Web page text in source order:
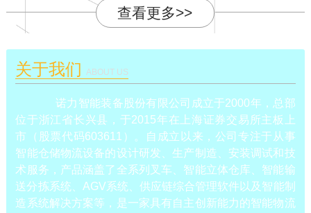
查看更多>>
关于我们 ABOUT US
诺力智能装备股份有限公司成立于2000年，总部
位于浙江省长兴县，于2015年在上海证券交易所主板上
市（股票代码603611）。自成立以来，公司专注于从事
智能仓储物流设备的设计研发、生产制造、安装调试和技
术服务，产品涵盖了全系列叉车、智能立体仓库、智能输
送分拣系统、AGV系统、供应链综合管理软件以及智能制
造系统解决方案等，是一家具有自主创新能力的智能物流